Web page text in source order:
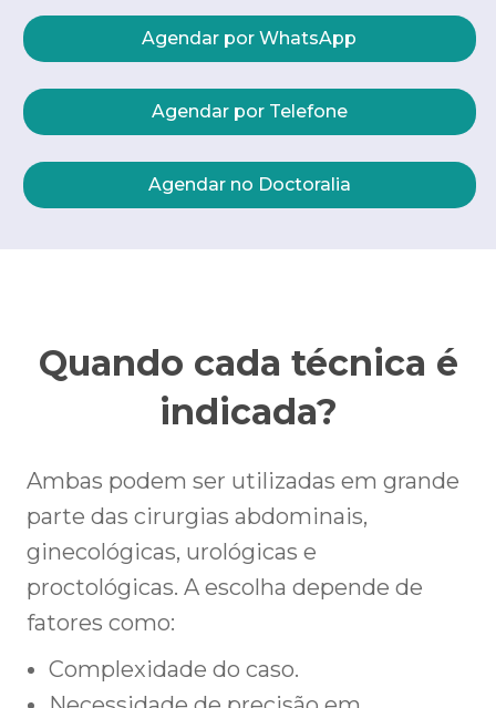
Agendar por WhatsApp
Agendar por Telefone
Agendar no Doctoralia
Quando cada técnica é
indicada?
Ambas podem ser utilizadas em grande
parte das cirurgias abdominais,
ginecológicas, urológicas e
proctológicas. A escolha depende de
fatores como:
Complexidade do caso.